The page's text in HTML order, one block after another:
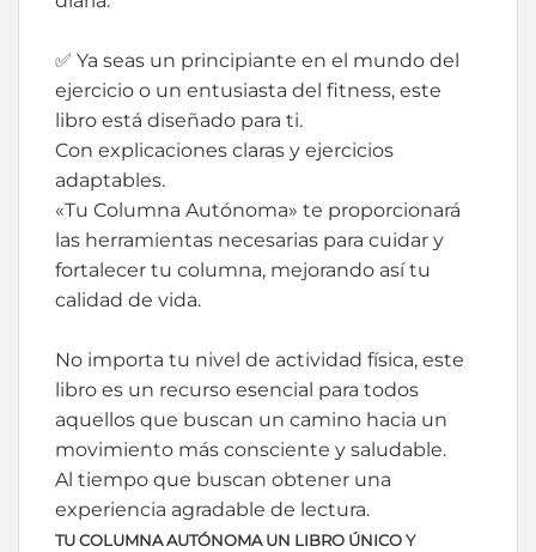
✅ Ya seas un principiante en el mundo del
ejercicio o un entusiasta del fitness, este
libro está diseñado para ti.
Con explicaciones claras y ejercicios
adaptables.
«Tu Columna Autónoma» te proporcionará
las herramientas necesarias para cuidar y
fortalecer tu columna, mejorando así tu
calidad de vida.
No importa tu nivel de actividad física, este
libro es un recurso esencial para todos
aquellos que buscan un camino hacia un
movimiento más consciente y saludable.
Al tiempo que buscan obtener una
experiencia agradable de lectura.
TU COLUMNA AUTÓNOMA UN LIBRO ÚNICO Y